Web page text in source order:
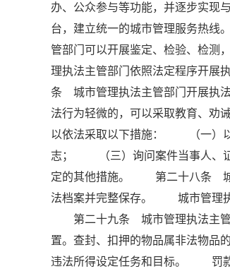
办、公众参与等功能，并逐步实
台，建立统一的城市管理服务热
管部门可以开展鉴定、检验、检
理执法主管部门依照法定程序开
条 城市管理执法主管部门开展执
法行为轻微的，可以采取教育、
以依法采取以下措施： （一）
志； （三）询问案件当事人、
定的其他措施。 第二十八条 城
法档案并完整保存。 城市管理执
第二十九条 城市管理执法主管
置。查封、扣押的物品属非法物
违法所得设定任务和目标。 罚